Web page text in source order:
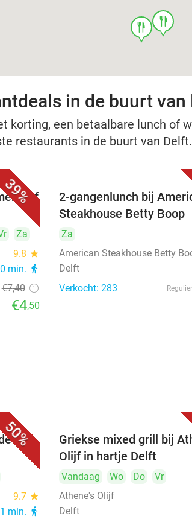
food
food
in de buurt van
korting, een betaalbare lunch of
restaurants in de buurt van Delft.
39%of
Za
9.8 star
0 min. directions_walk
€7,40
€4,50
2-gangenlunch bij
Steakhouse Betty Boop
Za
American Steakhouse Betty
Delft
Verkocht: 283 Regulier
50%
9.7 star
1 min. directions_walk
Griekse mixed grill bij
Olijf in hartje Delft
Vandaag Wo Do
Vr
Athene's Olijf
Delft